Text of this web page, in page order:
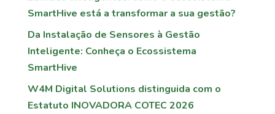
SmartHive está a transformar a sua gestão?
Da Instalação de Sensores à Gestão
Inteligente: Conheça o Ecossistema
SmartHive
W4M Digital Solutions distinguida com o
Estatuto INOVADORA COTEC 2026